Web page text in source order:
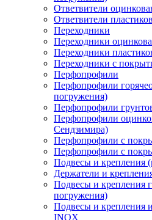
Ответвители
Ответвители
Переходники
Переходники
Переходники
Переходники с
Перфопрофили
Перфопрофили
погружения)
Перфопрофили
Перфопрофили
Сендзимира)
Перфопрофили с
Перфопрофили с
Подвесы и крепления
Держатели и
Подвесы и крепления
погружения)
Подвесы и крепления
INOX